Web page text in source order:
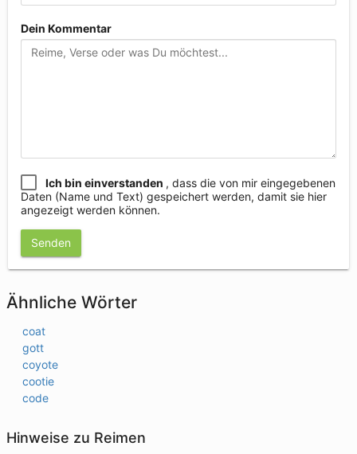
Dein Kommentar
Ich bin einverstanden , dass die von mir eingegebenen
Daten (Name und Text) gespeichert werden, damit sie hier
angezeigt werden können.
Senden
Ähnliche Wörter
coat
gott
coyote
cootie
code
Hinweise zu Reimen